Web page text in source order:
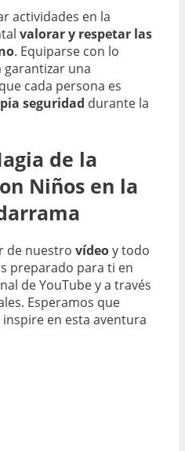
actividades en la
valorar y respetar las
. Equiparse con lo
garantizar una
cada persona es
seguridad durante la
de la
Niños en la
de nuestro vídeoy todo
preparado para ti en
de YouTube y a través
Esperamos que
en esta aventura